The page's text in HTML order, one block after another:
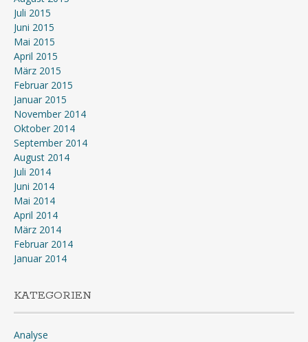
Juli 2015
Juni 2015
Mai 2015
April 2015
März 2015
Februar 2015
Januar 2015
November 2014
Oktober 2014
September 2014
August 2014
Juli 2014
Juni 2014
Mai 2014
April 2014
März 2014
Februar 2014
Januar 2014
KATEGORIEN
Analyse